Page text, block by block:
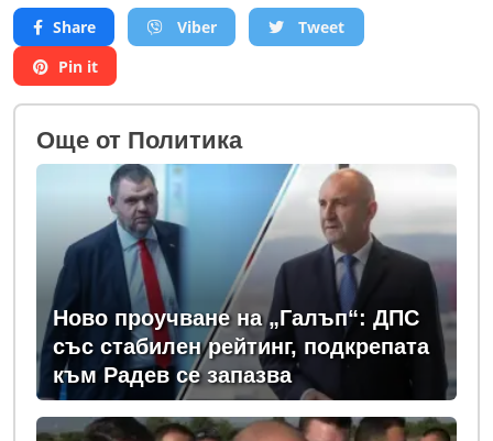
Share Viber
Tweet
Pin it
Oще от Политика
Ново проучване на „Галъп“: ДПС
със стабилен рейтинг, подкрепата
към Радев се запазва